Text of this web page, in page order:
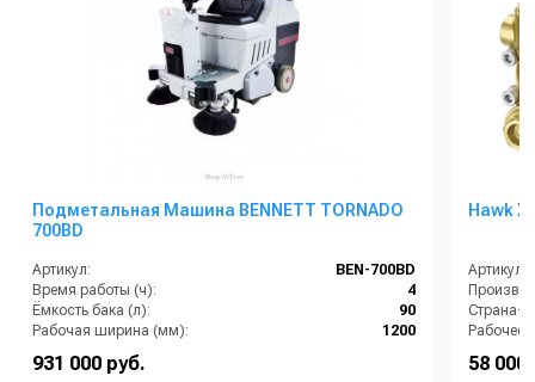
Подметальная Машина BENNETT TORNADO
700BD
Артикул:
BEN-700BD
Время работы (ч):
4
Ёмкость бака (л):
90
Рабочая ширина (мм):
1200
Уровень шума (дБ):
931 000 руб.
Hawk
Артикул:
Страна-
Рабочее
Масса
58 000